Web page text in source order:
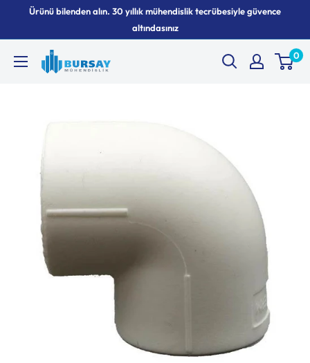
Ürünü bilenden alın. 30 yıllık mühendislik tecrübesiyle güvence
altındasınız
Bursay 0